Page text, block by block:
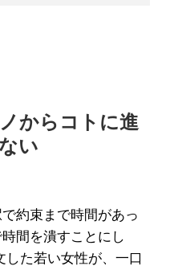
からコトに進
い
約束まで時間があっ
間を潰すことにし
た若い女性が、一口